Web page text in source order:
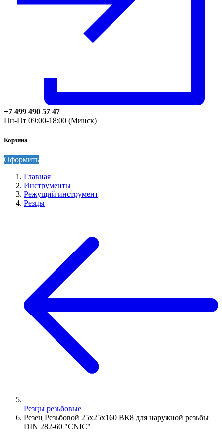
+7 499 490 57 47
Пн-Пт 09:00-18:00 (Минск)
Корзина
Оформить
Главная
Инструменты
Режущий инструмент
Резцы
Резцы резьбовые
Резец Резьбовой 25х25х160 ВК8 для наружной резьбы
DIN 282-60 "CNIC"